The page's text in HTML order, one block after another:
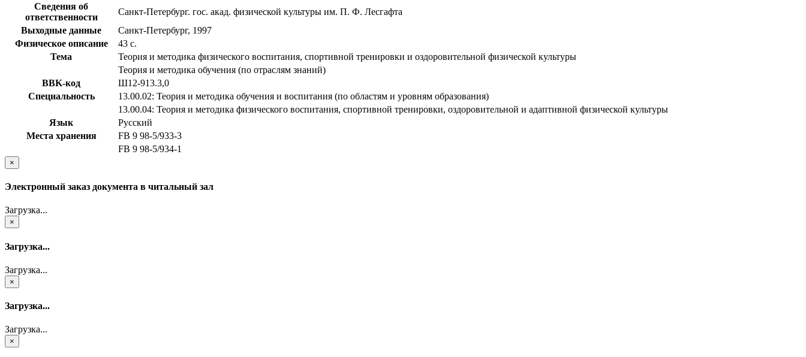
Сведения об
ответственности
Санкт-Петербург. гос. акад. физической культуры им. П. Ф. Лесгафта
Выходные данные
Санкт-Петербург, 1997
Физическое описание
43 с.
Тема
Теория и методика физического воспитания, спортивной тренировки и оздоровительной физической культуры
Теория и методика обучения (по отраслям знаний)
BBK-код
Ш12-913.3,0
Специальность
13.00.02: Теория и методика обучения и воспитания (по областям и уровням образования)
13.00.04: Теория и методика физического воспитания, спортивной тренировки, оздоровительной и адаптивной физической культуры
Язык
Русский
Места хранения
FB 9 98-5/933-3
FB 9 98-5/934-1
×
Электронный заказ документа в читальный зал
Загрузка...
×
Загрузка...
Загрузка...
×
Загрузка...
Загрузка...
×